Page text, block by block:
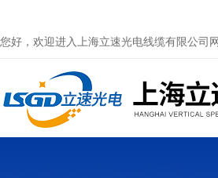
您好，欢迎进入上海立速光电线缆有限公司